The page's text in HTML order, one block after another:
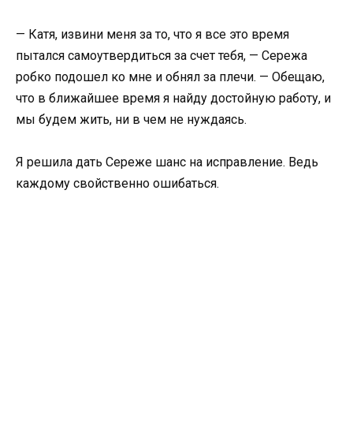
— Катя, извини меня за то, что я все это время
пытался самоутвердиться за счет тебя, — Сережа
робко подошел ко мне и обнял за плечи. — Обещаю,
что в ближайшее время я найду достойную работу, и
мы будем жить, ни в чем не нуждаясь.
Я решила дать Сереже шанс на исправление. Ведь
каждому свойственно ошибаться.